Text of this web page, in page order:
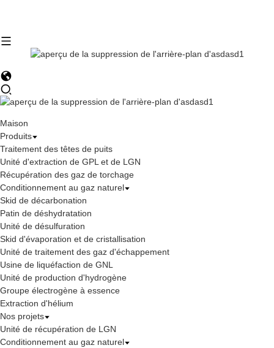
Maison
Produits
Traitement des têtes de puits
Unité d'extraction de GPL et de LGN
Récupération des gaz de torchage
Conditionnement au gaz naturel
Skid de décarbonation
Patin de déshydratation
Unité de désulfuration
Skid d'évaporation et de cristallisation
Unité de traitement des gaz d'échappement
Usine de liquéfaction de GNL
Unité de production d'hydrogène
Groupe électrogène à essence
Extraction d'hélium
Nos projets
Unité de récupération de LGN
Conditionnement au gaz naturel